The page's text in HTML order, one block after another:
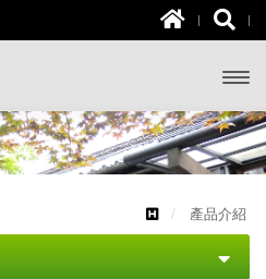
主選
產品介紹